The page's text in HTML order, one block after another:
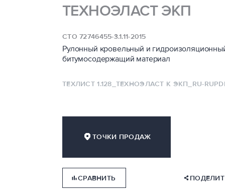
ТЕХНОЭЛАСТ ЭКП
СТО 72746455-3.1.11-2015
Рулонный кровельный и
битумосодержащий материал
ТЕХЛИСТ 1.128_ТЕХНОЭЛАСТ К ЭКП_RU-RU
ТОЧКИ ПРОДАЖ
СРАВНИТЬ